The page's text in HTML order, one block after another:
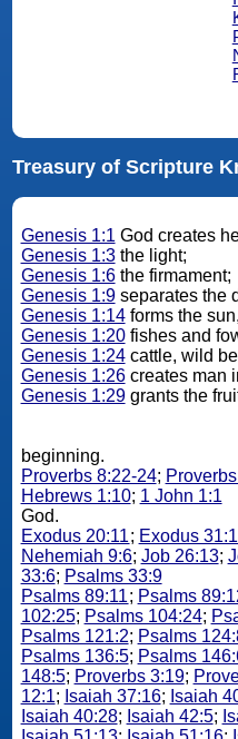
Treasury of Scripture
Genesis 1:1 God creates
Genesis 1:3the light;
Genesis 1:6the firmament;
Genesis 1:9separates the
Genesis 1:14forms the
Genesis 1:20fishes and
Genesis 1:24cattle, wild
Genesis 1:26creates man
Genesis 1:29grants the
beginning.
Proverbs 8:22-24;
Hebrews 1:10; 1 John 1:1
God.
Exodus 20:11; Exodus
Nehemiah 9:6; Job 26:13;
33:6; Psalms 33:9
Psalms 89:11; Psalms
102:25; Psalms 104:24;
Psalms 121:2; Psalms
Psalms 136:5; Psalms
148:5; Proverbs 3:19;
12:1; Isaiah 37:16; Isaiah
Isaiah 40:28; Isaiah 42:5;